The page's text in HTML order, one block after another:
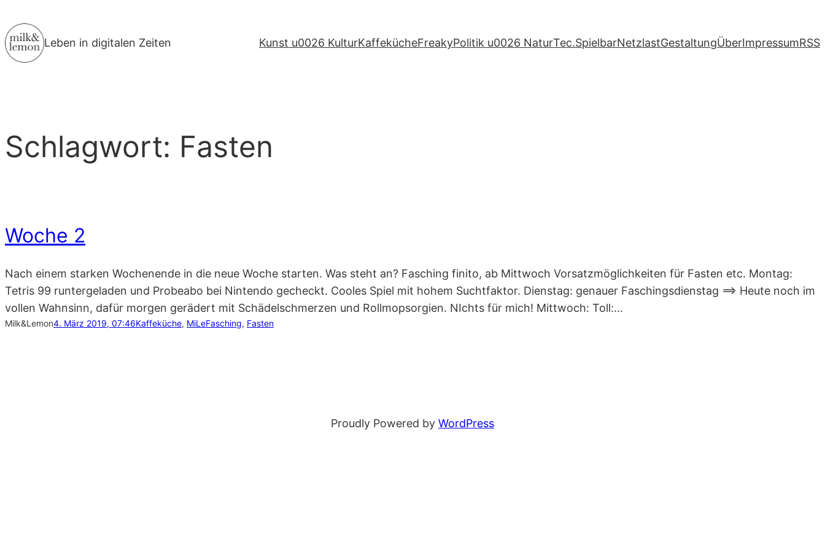
Inhalt
springenLeben in digitalen Zeiten Kunst u0026 KulturKaffekücheFreakyPolitik u0026 NaturTec.SpielbarNetzlastGestaltungÜberImpressumRSS
Schlagwort: Fasten
Woche 2
Nach einem starken Wochenende in die neue Woche starten. Was steht an? Fasching finito, ab Mittwoch Vorsatzmöglichkeiten für Fasten etc. Montag:
Tetris 99 runtergeladen und Probeabo bei Nintendo gecheckt. Cooles Spiel mit hohem Suchtfaktor. Dienstag: genauer Faschingsdienstag ==> Heute noch im
vollen Wahnsinn, dafür morgen gerädert mit Schädelschmerzen und Rollmopsorgien. NIchts für mich! Mittwoch: Toll:…
Milk&Lemon4. März 2019, 07:46Kaffeküche, MiLeFasching, Fasten
Proudly Powered by WordPress